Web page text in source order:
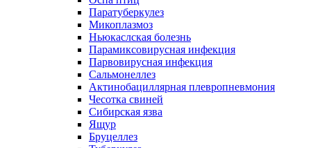
Паратуберкулез
Микоплазмоз
Ньюкаслская болезнь
Парамиксовирусная инфекция
Парвовирусная инфекция
Сальмонеллез
Актинобациллярная плевропневмония
Чесотка свиней
Сибирская язва
Ящур
Бруцеллез